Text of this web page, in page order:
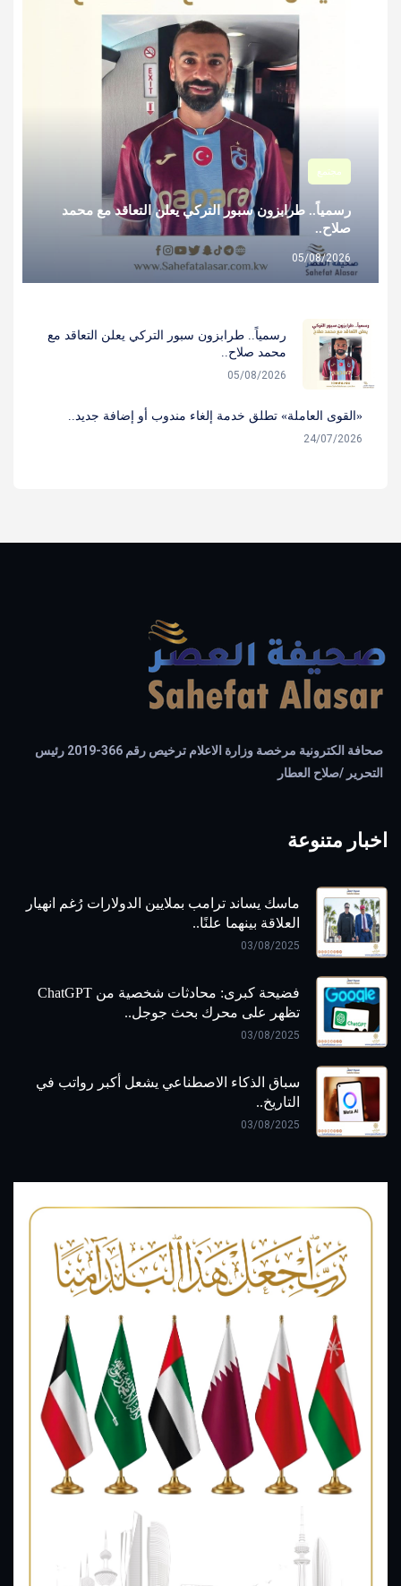
مجتمع
رسمياً.. طرابزون سبور التركي يعلن التعاقد مع محمد
صلاح..
05/08/2026
رسمياً.. طرابزون سبور التركي يعلن التعاقد مع
محمد صلاح..
05/08/2026
«القوى العاملة» تطلق خدمة إلغاء مندوب أو إضافة جديد..
24/07/2026
صحافة الكترونية مرخصة وزارة الاعلام ترخيص رقم 366-2019 رئيس
التحرير /صلاح العطار
اخبار متنوعة
ماسك يساند ترامب بملايين الدولارات رُغم انهيار
العلاقة بينهما علنًا..
03/08/2025
فضيحة كبرى: محادثات شخصية من ChatGPT
تظهر على محرك بحث جوجل..
03/08/2025
سباق الذكاء الاصطناعي يشعل أكبر رواتب في
التاريخ..
03/08/2025